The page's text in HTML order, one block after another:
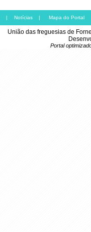
| Notícias | Mapa do Portal
União das freguesias de
Portal